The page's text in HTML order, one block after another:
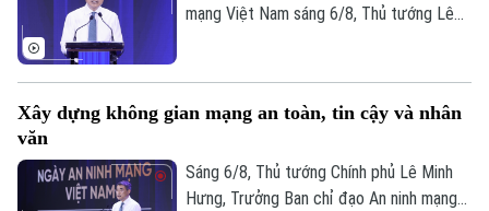
vững.
mạng Việt Nam sáng 6/8, Thủ tướng Lê
"bảo vệ hệ thống" và "bảo vệ con người",
Nhân dân làm thước đo cao nhất cho mọi
chính sách.
Xây dựng không gian mạng an toàn, tin cậy và nhân
văn
Sáng 6/8, Thủ tướng Chính phủ Lê Minh
Hưng, Trưởng Ban chỉ đạo An ninh mạng